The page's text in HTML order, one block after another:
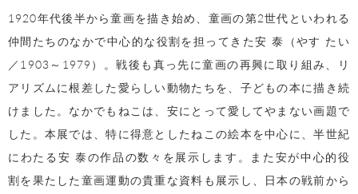
1920年代後半から童画を描き始め、童画の第2世代といわれる
仲間たちのなかで中心的な役割を担ってきた安 泰（やす たい
／ 1903 ～ 1979 ）。戦後も真っ先に童画の再興に取り組み、リ
アリズムに根差した愛らしい動物たちを、子どもの本に描き続
けました。なかでもねこは、安にとって愛してやまない画題で
した。本展では、特に得意としたねこの絵本を中心に、半世紀
にわたる安 泰の作品の数々を展示します。また安が中心的役
割を果たした童画運動の貴重な資料も展示し、日本の戦前から